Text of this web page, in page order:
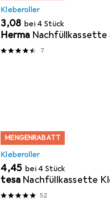
Kleberoller
EUR
3,08 bei 4 Stück
Herma Nachfüllkassette
7
MENGENRABATT
Kleberoller
EUR
4,45 bei 4 Stück
tesa Nachfüllkassette
52